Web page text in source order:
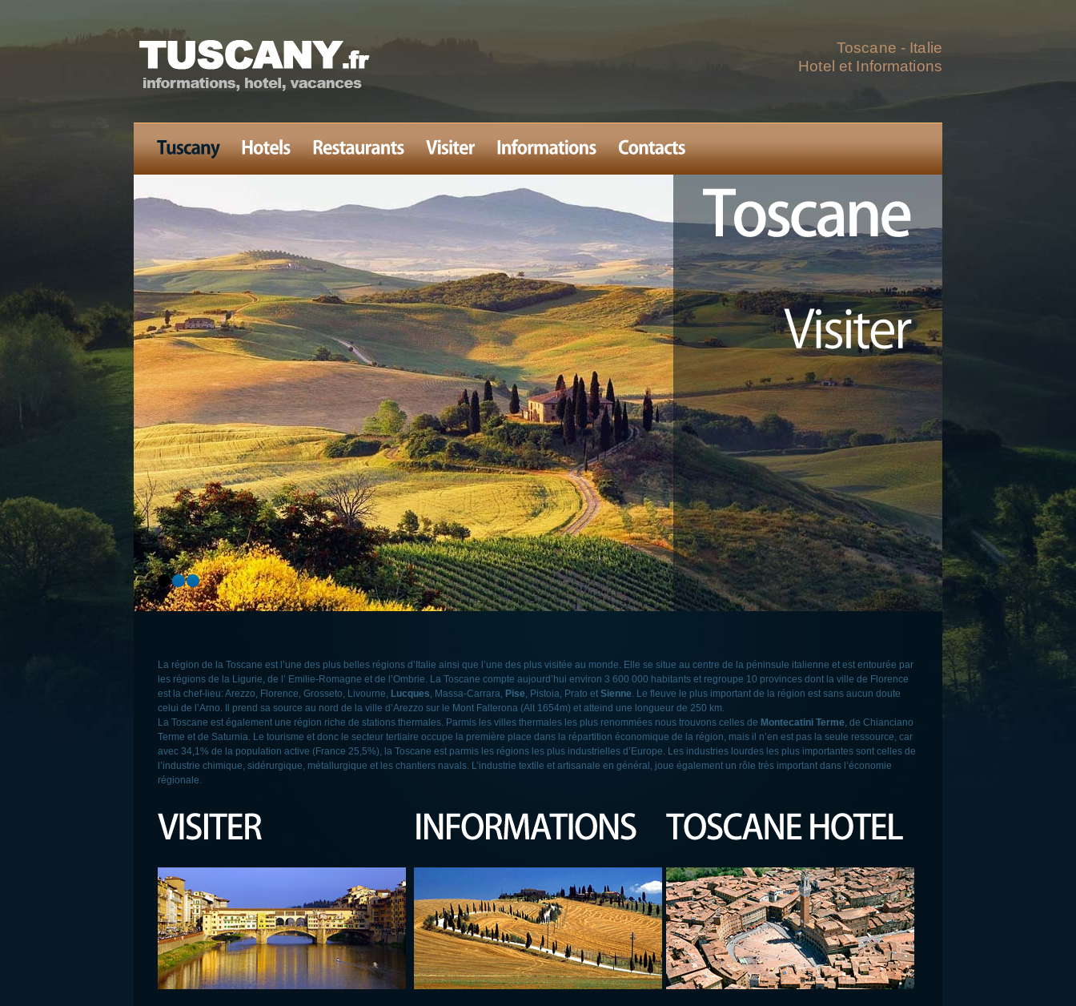
Toscane - Italie
Hotel et Informations
La région de la Toscane est l’une des plus belles régions d’Italie ainsi que l’une des plus visitée au monde. Elle se situe au centre de la péninsule italienne et est entourée par
les régions de la Ligurie, de l’ Emilie-Romagne et de l’Ombrie. La Toscane compte aujourd’hui environ 3 600 000 habitants et regroupe 10 provinces dont la ville de Florence
est la chef-lieu: Arezzo, Florence, Grosseto, Livourne, Lucques, Massa-Carrara, Pise, Pistoia, Prato et Sienne. Le fleuve le plus important de la région est sans aucun doute
celui de l’Arno. Il prend sa source au nord de la ville d’Arezzo sur le Mont Falterona (Alt 1654m) et atteind une longueur de 250 km.
La Toscane est également une région riche de stations thermales. Parmis les villes thermales les plus renommées nous trouvons celles de Montecatini Terme, de Chianciano
Terme et de Saturnia. Le tourisme et donc le secteur tertiaire occupe la première place dans la répartition économique de la région, mais il n’en est pas la seule ressource, car
avec 34,1% de la population active (France 25,5%), la Toscane est parmis les régions les plus industrielles d’Europe. Les industries lourdes les plus importantes sont celles de
l’industrie chimique, sidérurgique, métallurgique et les chantiers navals. L’industrie textile et artisanale en général, joue également un rôle très important dans l’économie
régionale.